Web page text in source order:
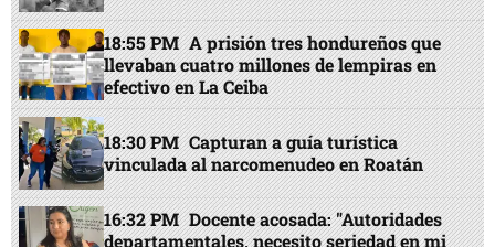
18:55 PM A prisión tres hondureños que
llevaban cuatro millones de lempiras en
efectivo en La Ceiba
18:30 PM Capturan a guía turística
vinculada al narcomenudeo en Roatán
16:32 PM Docente acosada: "Autoridades
departamentales, necesito seriedad en mi